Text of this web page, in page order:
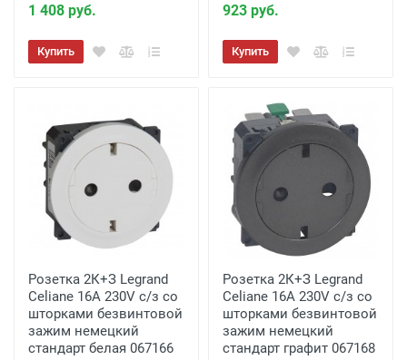
1 408 руб.
Купить
923 руб.
Купить
Розетка 2К+З Legrand
Celiane 16A 230V с/з со
шторками безвинтовой
зажим немецкий
стандарт белая 067166
Розетка 2К+З Legrand
Celiane 16A 230V с/з со
шторками безвинтовой
зажим немецкий
стандарт графит 067168